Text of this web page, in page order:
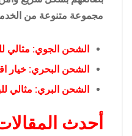
مجموعة متنوعة من
الشحن الجوي: مثالي
الشحن البحري: خيار
الشحن البري: مثالي
أحدث